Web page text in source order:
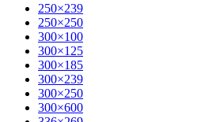
250×239
250×250
300×100
300×125
300×185
300×239
300×250
300×600